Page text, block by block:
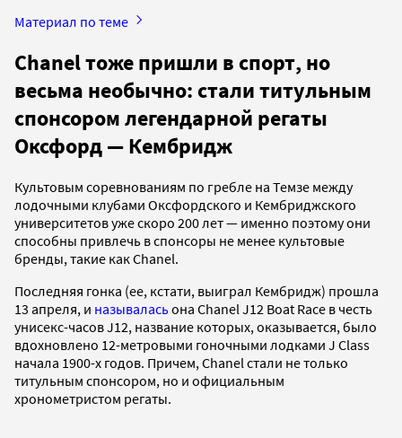
Материал по теме
Chanel тоже пришли в спорт, но
весьма необычно: стали титульным
спонсором легендарной регаты
Оксфорд — Кембридж
Культовым соревнованиям по гребле на Темзе между
лодочными клубами Оксфордского и Кембриджского
университетов уже скоро 200 лет — именно поэтому они
способны привлечь в спонсоры не менее культовые
бренды, такие как Chanel.
Последняя гонка (ее, кстати, выиграл Кембридж) прошла
13 апреля, и называласьона Chanel J12 Boat Race в честь
унисекс-часов J12, название которых, оказывается, было
вдохновлено 12-метровыми гоночными лодками J Class
начала 1900-х годов. Причем, Chanel стали не только
титульным спонсором, но и официальным
хронометристом регаты.